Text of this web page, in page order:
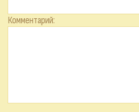
Комментарий: